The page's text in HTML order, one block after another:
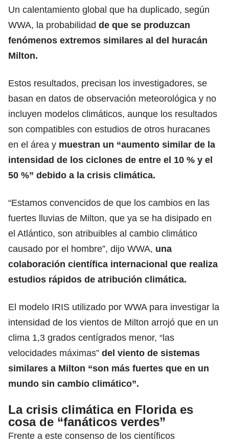
Un calentamiento global que ha duplicado, según
WWA, la probabilidad de que se produzcan
fenómenos extremos similares al del huracán
Milton.
Estos resultados, precisan los investigadores, se
basan en datos de observación meteorológica y no
incluyen modelos climáticos, aunque los resultados
son compatibles con estudios de otros huracanes
en el área y muestran un “aumento similar de la
intensidad de los ciclones de entre el 10 % y el
50 %” debido a la crisis climática.
“Estamos convencidos de que los cambios en las
fuertes lluvias de Milton, que ya se ha disipado en
el Atlántico, son atribuibles al cambio climático
causado por el hombre”, dijo WWA, una
colaboración científica internacional que realiza
estudios rápidos de atribución climática.
El modelo IRIS utilizado por WWA para investigar la
intensidad de los vientos de Milton arrojó que en un
clima 1,3 grados centígrados menor, “las
velocidades máximas” del viento de sistemas
similares a Milton “son más fuertes que en un
mundo sin cambio climático”.
La crisis climática en Florida es
cosa de “fanáticos verdes”
Frente a este consenso de los científicos